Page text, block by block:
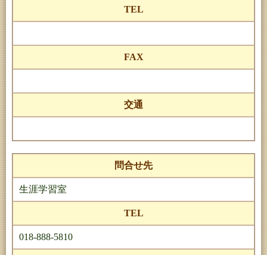
TEL
FAX
交通
問合せ先
生涯学習室
TEL
018-888-5810